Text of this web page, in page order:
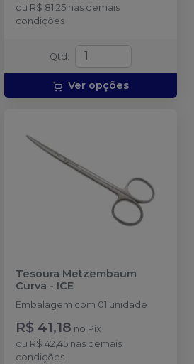
ou R$ 81,25 nas demais
condições
Qtd:
Ver opções
Tesoura Metzembaum
Curva - ICE
Embalagem com 01 unidade
R$ 41,18 no Pix
ou R$ 42,45 nas demais
condições